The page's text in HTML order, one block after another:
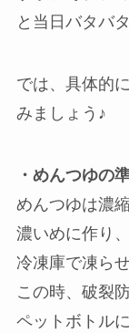
と当日バタバ
では、具体的
みましょう♪
・めんつゆの
めんつゆは濃
濃いめに作り
冷凍庫で凍らせ
この時、破裂
ペットボトル